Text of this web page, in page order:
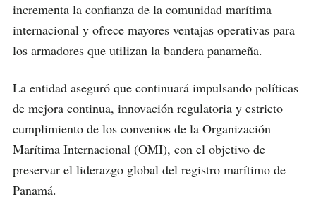
incrementa la confianza de la comunidad marítima
internacional y ofrece mayores ventajas operativas para
los armadores que utilizan la bandera panameña.
La entidad aseguró que continuará impulsando políticas
de mejora continua, innovación regulatoria y estricto
cumplimiento de los convenios de la Organización
Marítima Internacional (OMI), con el objetivo de
preservar el liderazgo global del registro marítimo de
Panamá.